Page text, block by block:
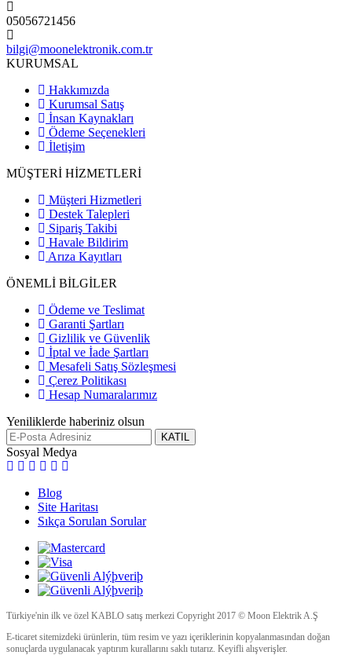
05056721456
bilgi@moonelektronik.com.tr
KURUMSAL
Hakkımızda
Kurumsal Satış
İnsan Kaynakları
Ödeme Seçenekleri
İletişim
MÜŞTERİ HİZMETLERİ
Müşteri Hizmetleri
Destek Talepleri
Sipariş Takibi
Havale Bildirim
Arıza Kayıtları
ÖNEMLİ BİLGİLER
Ödeme ve Teslimat
Garanti Şartları
Gizlilik ve Güvenlik
İptal ve İade Şartları
Mesafeli Satış Sözleşmesi
Çerez Politikası
Hesap Numaralarımız
Yeniliklerde haberiniz olsun
KATIL
Sosyal Medya
Blog
Site Haritası
Sıkça Sorulan Sorular
Türkiye'nin ilk ve özel KABLO satış merkezi Copyright 2017 © Moon Elektrik A.Ş
E-ticaret sitemizdeki ürünlerin, tüm resim ve yazı içeriklerinin kopyalanmasından doğan
sonuçlarda uygulanacak yaptırım kurallarını saklı tutarız. Keyifli alışverişler.